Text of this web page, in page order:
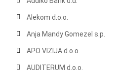
Alekom d.o.o.
Anja Mandy Gomezel s.p.
APO VIZIJA d.o.o.
AUDITERUM d.o.o.